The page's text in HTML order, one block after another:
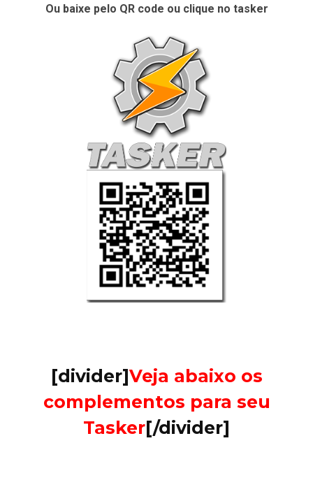
Ou baixe pelo QR code ou clique no tasker
[divider]Veja abaixo os
complementos para seu
Tasker[/divider]